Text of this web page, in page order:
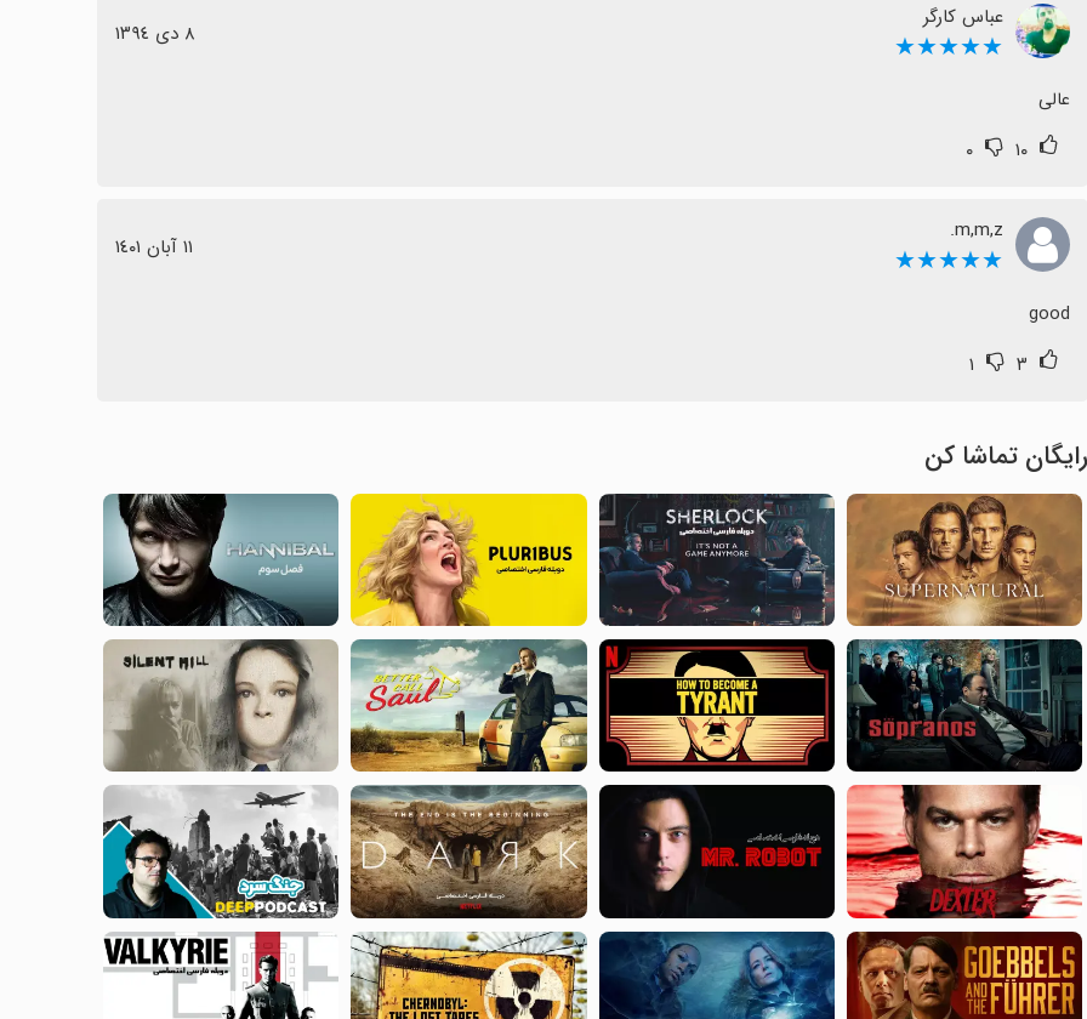
عباس کارگر
★★★★★ ٨ دی ١٣٩٤
عالی
۱۰ ۰
m,m,z.
★★★★★ ١١ آبان ١٤٠١
good
۳ ۱
رایگان تماشا کن